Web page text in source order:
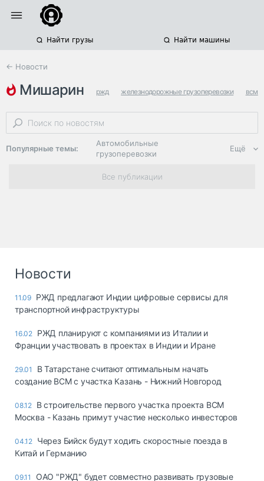
Найти грузы Найти машины
← Новости
мишарин ржд железнодорожные грузоперевозки всм
Популярные темы:
Автомобильные
грузоперевозки
Региональная
логистика
опасные грузы
страхование
Склады и
грузовые
Коммерческий
транспорт
Спецтехника
запчасти, шины
Ещё
Все публикации
Новости
11.09 РЖД предлагают Индии цифровые сервисы для
транспортной инфраструктуры
16.02 РЖД планируют с компаниями из Италии и
Франции участвовать в проектах в Индии и Иране
29.01
В Татарстане считают оптимальным начать
создание ВСМ с участка Казань - Нижний Новгород
08.12 В строительстве первого участка проекта ВСМ
Москва - Казань примут участие несколько инвесторов
04.12 Через Бийск будут ходить скоростные поезда в
Китай и Германию
09.11
ОАО "РЖД" будет совместно развивать грузовые